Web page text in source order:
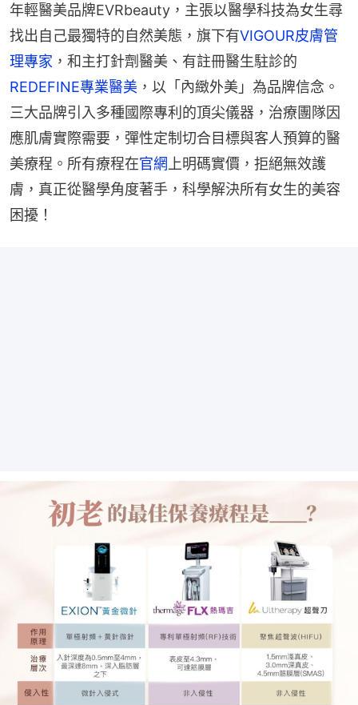
年輕醫美品牌EVRbeauty，主張以醫學科技為女生尋
找出自己最獨特的自然美態，旗下有VIGOUR皮膚管
理專家 ，和主打針劑醫美、有註冊醫生駐診的
REDEFINE專業醫美 ，以「內緻外美」為品牌信念。
三大品牌引入多種國際專利的頂尖儀器，治療團隊因
應肌膚實際需要，彈性定制切合目標與客人預算的醫
美療程。所有療程在官網 上明碼實價，拒絕無效護
膚，真正從醫學角度著手，科學解決所有女生的美容
困擾！